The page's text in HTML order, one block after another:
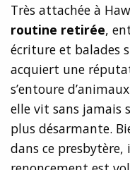
Très attachée à
routine retirée,
écriture et balades
acquiert une
s’entoure
elle vit sans jamais
plus désarmante.
dans ce presbytère,